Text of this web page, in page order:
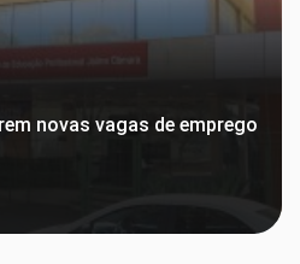
novas vagas de emprego